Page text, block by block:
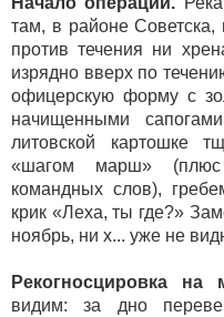
там, в районе
против течения ни
изрядно вверх по
офицерскую форму с
начищенными
литовской картошке
«шагом марш» (плюс
командных слов),
крик «Леха, ты где?»
ноябрь, ни х... уже не
Рекогносцировка на
видим: за дно